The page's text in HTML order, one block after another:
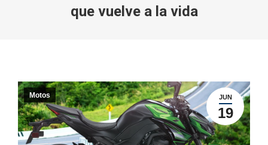
que vuelve a la vida
JUN
19
Motos